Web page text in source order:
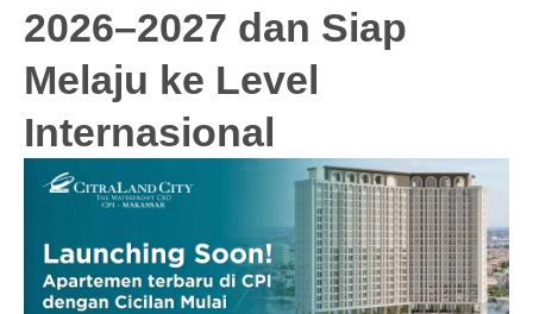
2026–2027 dan Siap
Melaju ke Level
Internasional